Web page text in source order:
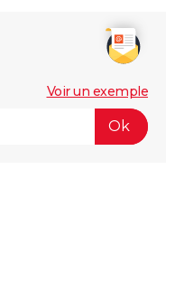
Voir un exemple